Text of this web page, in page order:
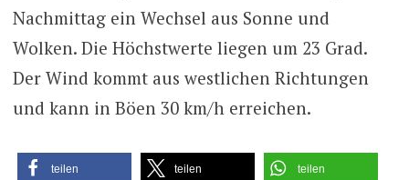
Nachmittag ein Wechsel aus Sonne und
Wolken. Die Höchstwerte liegen um 23 Grad.
Der Wind kommt aus westlichen Richtungen
und kann in Böen 30 km/h erreichen.
teilen teilen teilen